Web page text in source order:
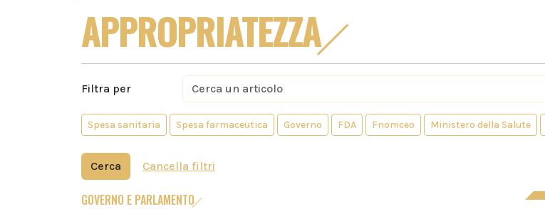
APPROPRIATEZZA
Filtra per
Spesa sanitaria Spesa farmaceutica Governo FDA Fnomceo Ministero della Salute
Cerca Cancella filtri
GOVERNO E PARLAMENTO